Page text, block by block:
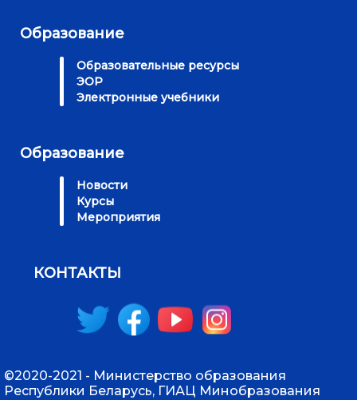
Образование
Образовательные ресурсы
ЭОР
Электронные учебники
Образование
Новости
Курсы
Мероприятия
КОНТАКТЫ
©2020-2021 - Министерство образования
Республики Беларусь, ГИАЦ Минобразования